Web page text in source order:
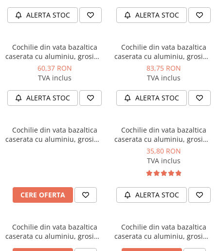
ALERTA STOC ALERTA STOC
Cochilie din vata bazaltica
caserata cu aluminiu, grosime
60 mm, diametru 21 mm,
lungime 1 ml, Isoshell
60,37 RON
TVA inclus
ALERTA STOC
Cochilie din vata bazaltica
caserata cu aluminiu, grosime
80 mm, diametru 21 mm,
lungime 1 ml, Isoshell
83,75 RON
TVA inclus
ALERTA STOC
Cochilie din vata bazaltica
caserata cu aluminiu, grosime
CERE OFERTA
Cochilie din vata bazaltica
caserata cu aluminiu, grosime
30 mm, diametru 42 mm,
lungime 1 ml, Isoshell
35,80 RON
TVA inclus
ALERTA STOC
Cochilie din vata bazaltica
caserata cu aluminiu, grosime
Cochilie din vata bazaltica
caserata cu aluminiu, grosime